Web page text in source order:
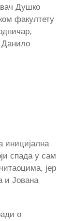
Душко
факултету
иницијална
спада у сам
јер
и Јована
о